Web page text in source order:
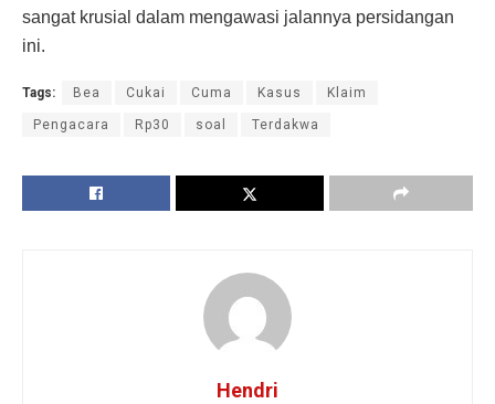
sangat krusial dalam mengawasi jalannya persidangan
ini.
Tags: Bea Cukai Cuma Kasus Klaim
Pengacara Rp30 soal Terdakwa
Hendri